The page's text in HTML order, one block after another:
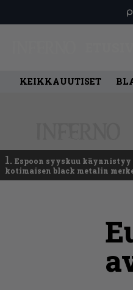
KEIKKAUUTISET
1. Espoon syyskuu käynnistyy
kotimaisen black metalin